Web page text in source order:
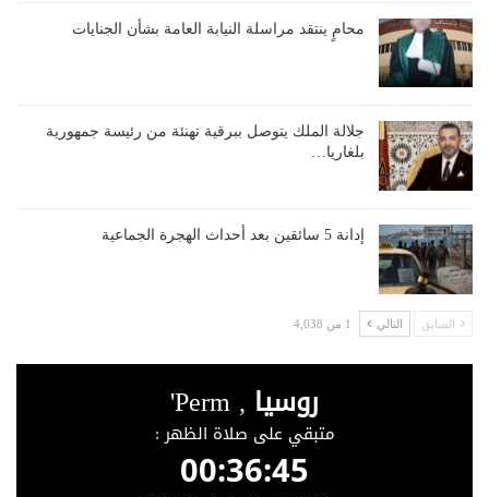
محامٍ ينتقد مراسلة النيابة العامة بشأن الجنايات
جلالة الملك يتوصل ببرقية تهنئة من رئيسة جمهورية
بلغاريا…
إدانة 5 سائقين بعد أحداث الهجرة الجماعية
السابق التالي 1 من 4,038